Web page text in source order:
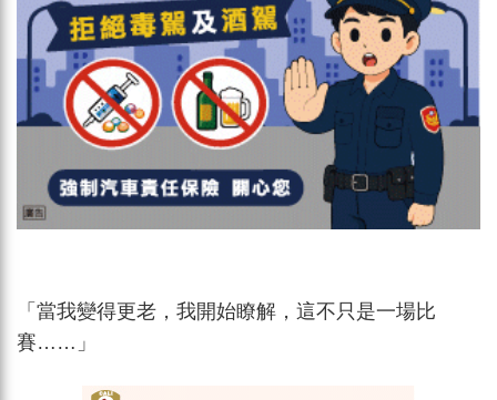
「當我變得更老，我開始瞭解，這不只是一場比
賽……」